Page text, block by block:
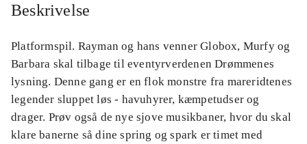
Beskrivelse
Platformspil. Rayman og hans venner Globox, Murfy og
Barbara skal tilbage til eventyrverdenen Drømmenes
lysning. Denne gang er en flok monstre fra mareridtenes
legender sluppet løs - havuhyrer, kæmpetudser og
drager. Prøv også de nye sjove musikbaner, hvor du skal
klare banerne så dine spring og spark er timet med